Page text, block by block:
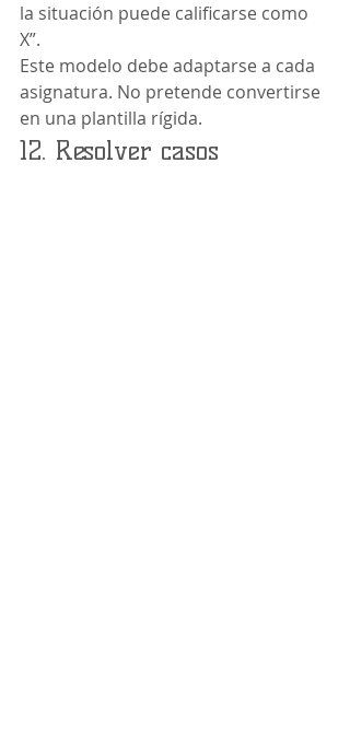
la situación puede calificarse como
X”.
Este modelo debe adaptarse a cada
asignatura. No pretende convertirse
en una plantilla rígida.
12. Resolver casos